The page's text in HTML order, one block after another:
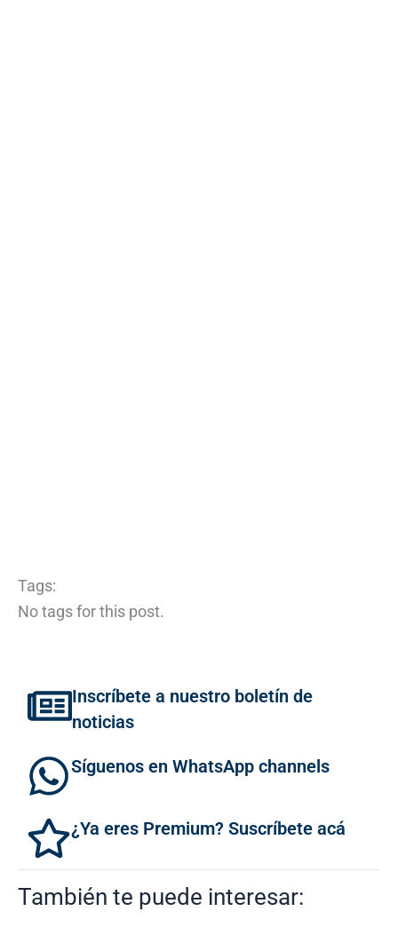
Tags:
No tags for this post.
Inscríbete a nuestro boletín de
noticias
Síguenos en WhatsApp channels
¿Ya eres Premium? Suscríbete acá
También te puede interesar: